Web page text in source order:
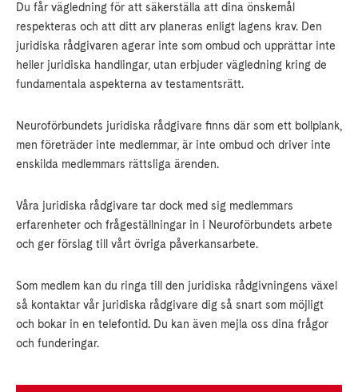
Du får vägledning för att säkerställa att dina önskemål
respekteras och att ditt arv planeras enligt lagens krav. Den
juridiska rådgivaren agerar inte som ombud och upprättar inte
heller juridiska handlingar, utan erbjuder vägledning kring de
fundamentala aspekterna av testamentsrätt.
Neuroförbundets juridiska rådgivare finns där som ett bollplank,
men företräder inte medlemmar, är inte ombud och driver inte
enskilda medlemmars rättsliga ärenden.
Våra juridiska rådgivare tar dock med sig medlemmars
erfarenheter och frågeställningar in i Neuroförbundets arbete
och ger förslag till vårt övriga påverkansarbete.
Som medlem kan du ringa till den juridiska rådgivningens växel
så kontaktar vår juridiska rådgivare dig så snart som möjligt
och bokar in en telefontid. Du kan även mejla oss dina frågor
och funderingar.